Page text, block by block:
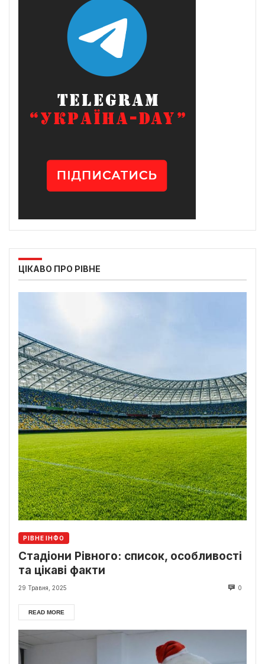
ЦІКАВО ПРО РІВНЕ
РІВНЕ ІНФО
Стадіони Рівного: список, особливості
та цікаві факти
29 Травня, 2025 0
READ MORE